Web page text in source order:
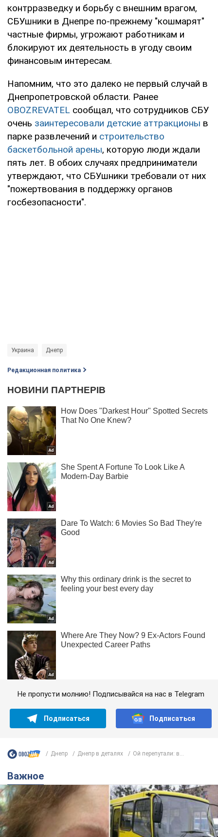
контрразведку и борьбу с внешним врагом,
СБУшники в Днепре по-прежнему "кошмарят"
частные фирмы, угрожают работникам и
блокируют их деятельность в угоду своим
финансовым интересам.
Напомним, что это далеко не первый случай в
Днепропетровской области. Ранее
OBOZREVATEL сообщал, что сотрудников СБУ
очень заинтересовали детские аттракционы в
парке развлечений и строительство
баскетбольной арены, которую люди ждали
пять лет. В обоих случаях предприниматели
утверждают, что СБУшники требовали от них
"пожертвования в поддержку органов
госбезопасности".
Украина Днепр
Редакционная политика
Не пропусти молнию! Подписывайся на нас в Telegram
Подписаться Подписаться
Днепр Днепр в деталях Ой перепутали: в...
Важное